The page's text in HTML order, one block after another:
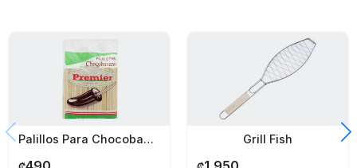
Palillos Para Chocobanano Premier 150 Unidades Grill Fish